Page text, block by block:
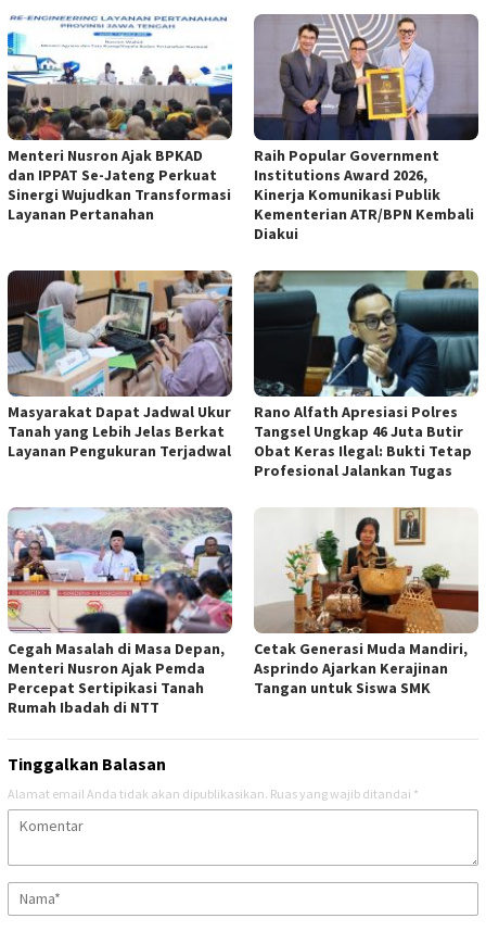
Menteri Nusron Ajak BPKAD
dan IPPAT Se-Jateng Perkuat
Sinergi Wujudkan Transformasi
Layanan Pertanahan
Raih Popular Government
Institutions Award 2026,
Kinerja Komunikasi Publik
Kementerian ATR/BPN Kembali
Diakui
‎Masyarakat Dapat Jadwal Ukur
Tanah yang Lebih Jelas Berkat
Layanan Pengukuran Terjadwal
Rano Alfath Apresiasi Polres
Tangsel Ungkap 46 Juta Butir
Obat Keras Ilegal: Bukti Tetap
Profesional Jalankan Tugas
‎Cegah Masalah di Masa Depan,
Menteri Nusron Ajak Pemda
Percepat Sertipikasi Tanah
Rumah Ibadah di NTT ‎
Cetak Generasi Muda Mandiri,
Asprindo Ajarkan Kerajinan
Tangan untuk Siswa SMK
Tinggalkan Balasan
Alamat email Anda tidak akan dipublikasikan. Ruas yang wajib ditandai *